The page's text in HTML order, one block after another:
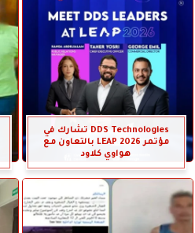
DDS Technologies تشارك في
مؤتمر LEAP 2026 بالتعاون مع
هواوي كلاود